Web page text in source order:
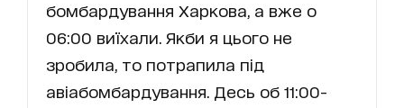
бомбардування Харкова, а вже о
06:00 виїхали. Якби я цього не
зробила, то потрапила під
авіабомбардування. Десь об 11:00-